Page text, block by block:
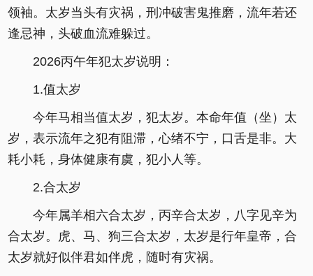
领袖。太岁当头有灾祸，刑冲破害鬼推磨，流年若还
逢忌神，头破血流难躲过。
2026丙午年犯太岁说明：
1.值太岁
今年马相当值太岁，犯太岁。本命年值（坐）太
岁，表示流年之犯有阻滞，心绪不宁，口舌是非。大
耗小耗，身体健康有虞，犯小人等。
2.合太岁
今年属羊相六合太岁，丙辛合太岁，八字见辛为
合太岁。虎、马、狗三合太岁，太岁是行年皇帝，合
太岁就好似伴君如伴虎，随时有灾祸。